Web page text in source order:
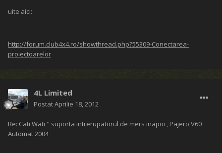
uite aici:
http://forum.club4x4.ro/showthread.php?55309-Conectarea-
proiectoarelor
4L Limited
PostatAprilie 18, 2012
Re: Cati Wati '' suporta intrerupatorul de mers inapoi , Pajero V60
Automat 2004